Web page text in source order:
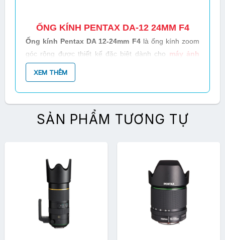
ỐNG KÍNH PENTAX DA-12 24MM F4
Ống kính Pentax DA 12-24mm F4là ống kính zoom
góc rộng được thiết kế đặc biệt dành cho máy ảnh
DSLR Pentax sử dụng cảm biến có kích thước
23.5mm x 15.7mm của CCD, nơi mà nó cung cấp một
góc nhìn siêu rộng góc tương đương với 18.5-37mm ở
định dạng 35mm.
XEM THÊM
SẢN PHẨM TƯƠNG TỰ